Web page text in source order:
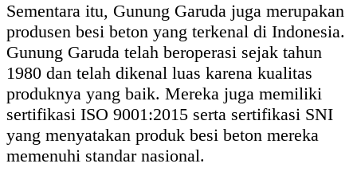
Sementara itu, Gunung Garuda juga merupakan
produsen besi beton yang terkenal di Indonesia.
Gunung Garuda telah beroperasi sejak tahun
1980 dan telah dikenal luas karena kualitas
produknya yang baik. Mereka juga memiliki
sertifikasi ISO 9001:2015 serta sertifikasi SNI
yang menyatakan produk besi beton mereka
memenuhi standar nasional.